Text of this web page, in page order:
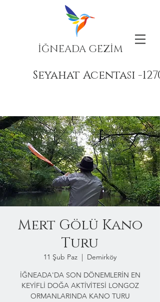
İĞNEADA GEZİM
Seyahat Acentası -
Mert Gölü Kano
Turu
11 Şub Paz
  |
Demirköy
İĞNEADA'DA SON DÖNEMLERİN EN
KEYİFLİ DOĞA AKTİVİTESİ LONGOZ
ORMANLARINDA KANO TURU